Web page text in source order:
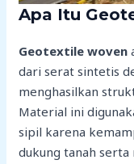
Apa Itu
Geotextile woven
dari serat sintetis
menghasilkan
Material ini
sipil karena
dukung tanah